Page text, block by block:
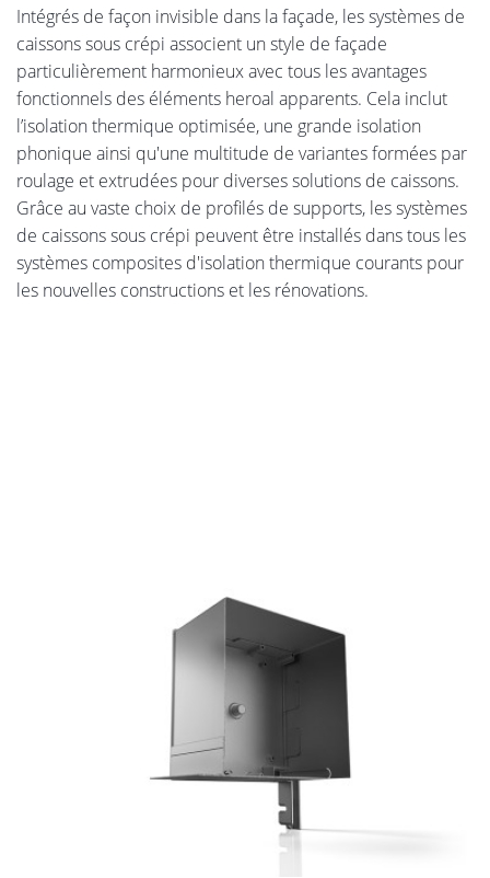
Intégrés de façon invisible dans la façade, les systèmes de
caissons sous crépi associent un style de façade
particulièrement harmonieux avec tous les avantages
fonctionnels des éléments heroal apparents. Cela inclut
l’isolation thermique optimisée, une grande isolation
phonique ainsi qu'une multitude de variantes formées par
roulage et extrudées pour diverses solutions de caissons.
Grâce au vaste choix de profilés de supports, les systèmes
de caissons sous crépi peuvent être installés dans tous les
systèmes composites d'isolation thermique courants pour
les nouvelles constructions et les rénovations.